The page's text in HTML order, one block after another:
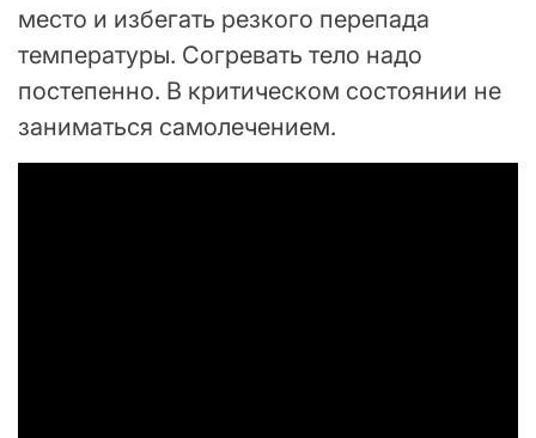
место и избегать резкого перепада
температуры. Согревать тело надо
постепенно. В критическом состоянии не
заниматься самолечением.